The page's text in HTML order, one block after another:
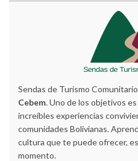
Sendas de Turismo
Cebem. Uno de los objetivos
increíbles experiencias
comunidades Bolivianas.
cultura que te puede ofrecer,
momento.